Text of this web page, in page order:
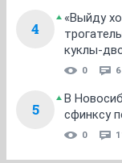
4
«Выйду
куклы-
0 6
5
В
сфинксу
0